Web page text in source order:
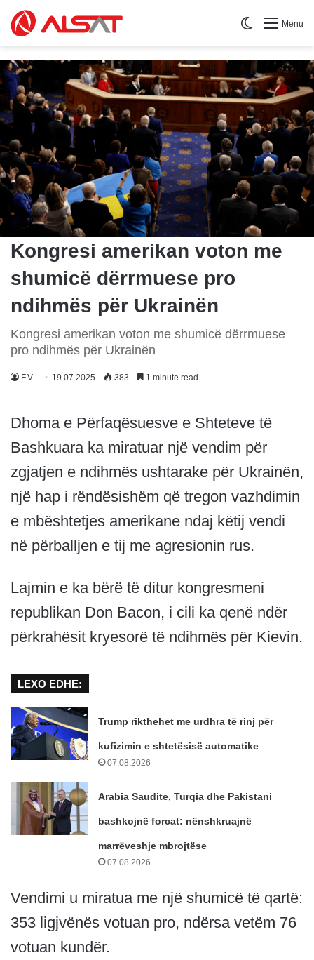
Menu
Switch skin
Kongresi amerikan voton me
shumicë dërrmuese pro
ndihmës për Ukrainën
Kongresi amerikan voton me shumicë dërrmuese
pro ndihmës për Ukrainën
F.V 19.07.2025 383 1 minute read
Dhoma e Përfaqësuesve e Shteteve të
Bashkuara ka miratuar një vendim për
zgjatjen e ndihmës ushtarake për Ukrainën,
një hap i rëndësishëm që tregon vazhdimin
e mbështetjes amerikane ndaj këtij vendi
në përballjen e tij me agresionin rus.
Lajmin e ka bërë të ditur kongresmeni
republikan Don Bacon, i cili ka qenë ndër
përkrahësit kryesorë të ndihmës për Kievin.
LEXO EDHE:
Trump rikthehet me urdhra të rinj për
kufizimin e shtetësisë automatike
07.08.2026
Arabia Saudite, Turqia dhe Pakistani
bashkojnë forcat: nënshkruajnë
marrëveshje mbrojtëse
07.08.2026
Vendimi u miratua me një shumicë të qartë:
353 ligjvënës votuan pro, ndërsa vetëm 76
votuan kundër.